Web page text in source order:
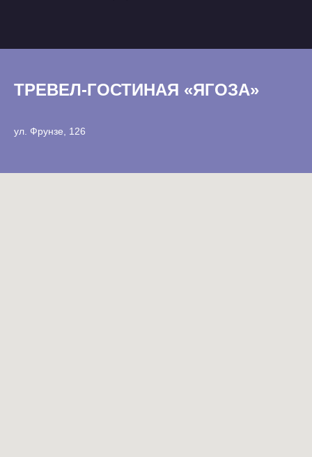
ТРЕВЕЛ-ГОСТИНАЯ «ЯГОЗА»
ул. Фрунзе, 126